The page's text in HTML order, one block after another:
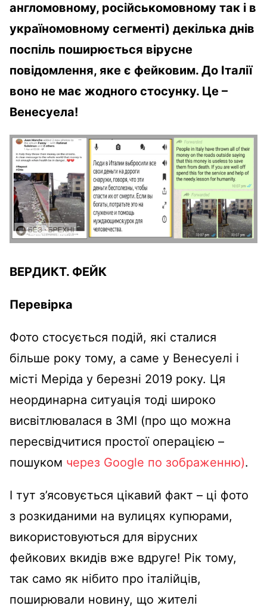
англомовному, російськомовному так і в
україномовному сегменті) декілька днів
поспіль поширюється вірусне
повідомлення, яке є фейковим. До Італії
воно не має жодного стосунку. Це –
Венесуела!
ВЕРДИКТ. ФЕЙК
Перевірка
Фото стосується подій, які сталися
більше року тому, а саме у Венесуелі і
місті Меріда у березні 2019 року. Ця
неординарна ситуація тоді широко
висвітлювалася в ЗМІ (про що можна
пересвідчитися простої операцією –
пошуком через Google по зображенню).
І тут з’ясовується цікавий факт – ці фото
з розкиданими на вулицях купюрами,
використовуються для вірусних
фейкових вкидів вже вдруге! Рік тому,
так само як нібито про італійців,
поширювали новину, що жителі